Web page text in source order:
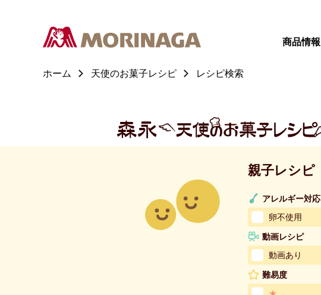
商品情報
ホーム 天使のお菓子レシピ レシピ検索
親子レシピ
アレルギー対応
卵不使用
動画レシピ
動画あり
難易度